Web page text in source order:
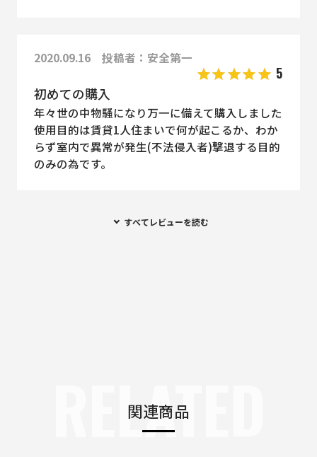
2020.09.16 投稿者：安全第一
5
初めての購入
年々世の中物騒になり万一に備えて購入しました
使用目的は賃貸1人住まいで何が起こるか、わか
らず室内で異常が発生(不法侵入者)撃退する目的
のみの為です。
すべてレビューを読む
関連商品
RELATED